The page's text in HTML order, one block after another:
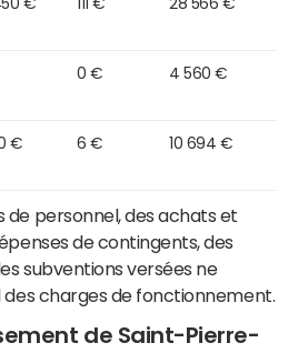
€ 111 € 28 566 €
0 € 4 560 €
€ 6 € 10 694 €
de personnel, des achats et
de contingents, des
subventions versées ne
charges de fonctionnement.
de Saint-Pierre-